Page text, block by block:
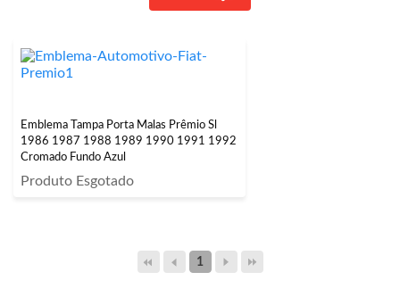
Emblema Tampa Porta Malas Prêmio Sl
1986 1987 1988 1989 1990 1991 1992
Cromado Fundo Azul
Produto Esgotado
1